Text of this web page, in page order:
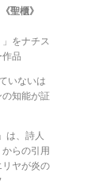
聖櫃》
をナチス
品
いないは
知能が証
は、詩人
らの引用
ヤが炎の